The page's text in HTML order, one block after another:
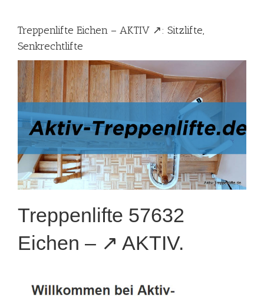
Treppenlifte Eichen – AKTIV ↗️: Sitzlifte,
Senkrechtlifte
Treppenlifte 57632
Eichen – ↗️ AKTIV.